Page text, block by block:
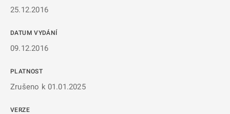
25.12.2016
DATUM VYDÁNÍ
09.12.2016
PLATNOST
Zrušeno k 01.01.2025
VERZE